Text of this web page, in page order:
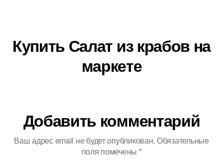
Купить Салат из крабов на
маркете
Добавить комментарий
Ваш адрес email не будет опубликован.Обязательные
поля помечены *